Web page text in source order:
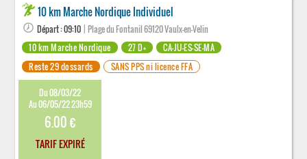
10 km Marche Nordique Individuel
Départ : 09:10 | Plage du Fontanil 69120 Vaulx-en-Velin
10 km Marche Nordique
27 D+
CA-JU-ES-SE-MA
Reste 29 dossards
SANS PPS ni licence FFA
Du 08/03/22
Au 06/05/22 23h59
6.00 €
TARIF EXPIRÉ